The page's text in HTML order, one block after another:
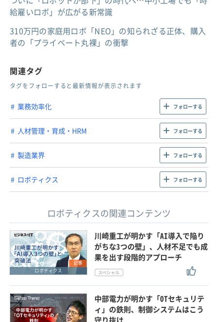
給雇いロボ」が広がる新常識
310万円の家庭用ロボ「NEO」の知られざる正体、購入
者の「プライベート丸裸」の衝撃
関連タグ
タグをフォローすると最新情報が表示されます
業務効率化 フォローする
人材管理・育成・HRM フォローする
製造業界 フォローする
ロボティクス フォローする
ロボティクスの関連コンテンツ
記事
ロボティクス
川崎重工が明かす「AI導入で陥り
がちな3つの壁」、人材不足でも成
果を出す段階的アプローチ
中部電力が明かす「OTセキュリテ
ィ」の鉄則、制御システムはこう
守り抜け